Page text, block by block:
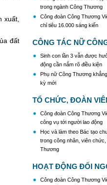
xuất,
đất
trong ngành Công Thương
Công đoàn Công Thương
chỉ tiêu 16.000 sáng kiến
CÔNG TÁC NỮ
Sinh con lần 3 vẫn được
động cần nắm rõ điều kiện
Phụ nữ Công Thương
kỳ mới
TỔ CHỨC, ĐOÀN
Công đoàn Công Thương
công vụ tới người lao động
Học và làm theo Bác tạo
trong công nhân, viên
Thương
HOẠT ĐỘNG ĐỐI
Công đoàn Công Thương